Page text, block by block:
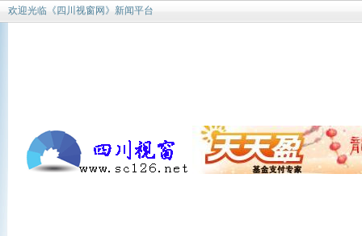
欢迎光临《四川视窗网》新闻平台